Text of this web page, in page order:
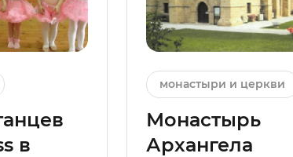
в
монастыри и церкви
Монастырь
Архангела